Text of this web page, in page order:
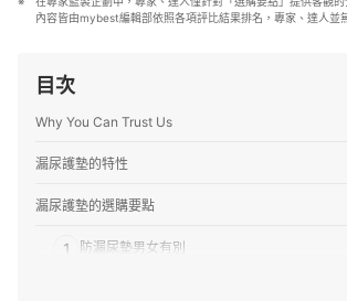
文章。目前擔任 mybest 編輯已超過4
蔣若文的簡介
內容皆由mybest編輯部依照各項評比結果排名，專家、達人並
目次
Why You Can Trust Us
漏尿護墊的特性
漏尿護墊的選購要點
1 防漏尿墊男女有別